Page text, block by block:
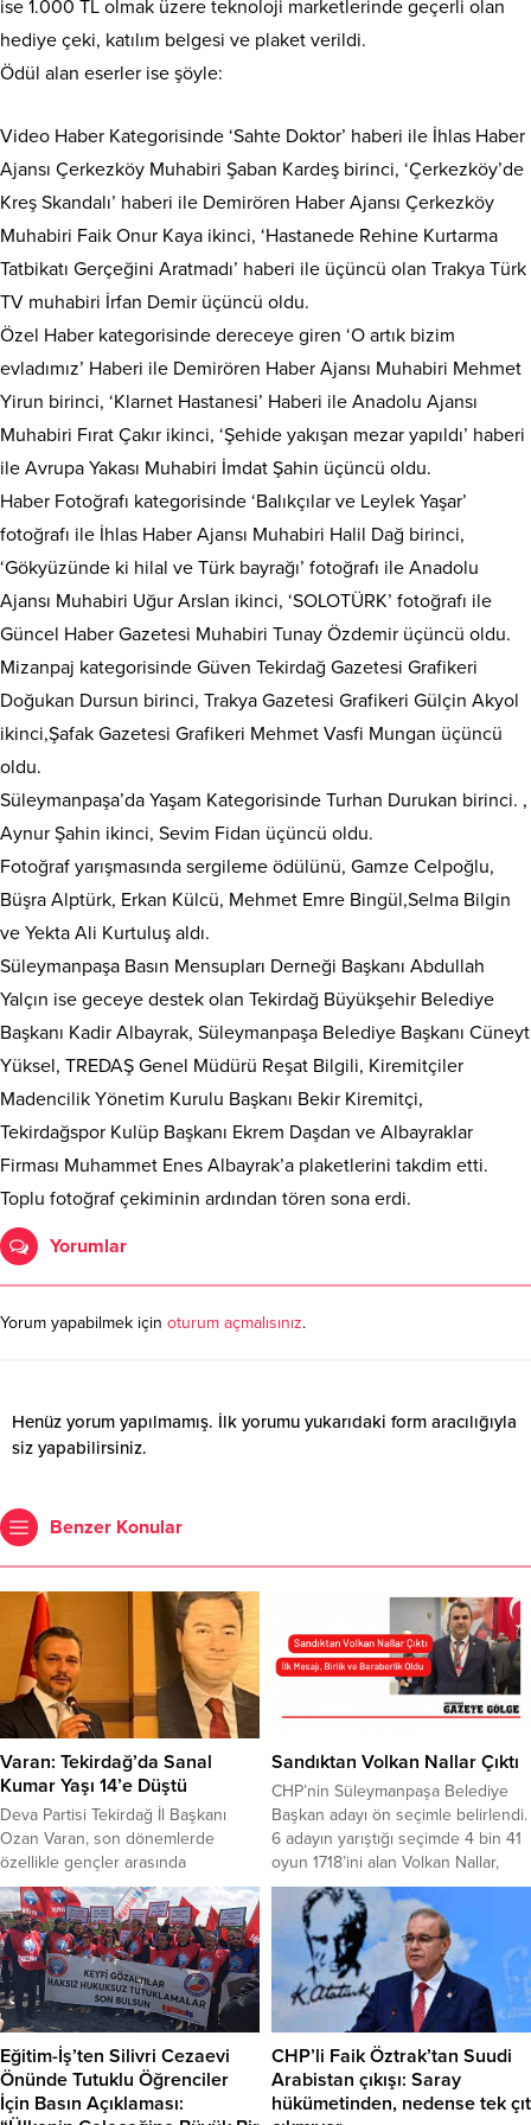
ise 1.000 TL olmak üzere teknoloji marketlerinde geçerli olan
hediye çeki, katılım belgesi ve plaket verildi.
Ödül alan eserler ise şöyle:
Video Haber Kategorisinde ‘Sahte Doktor’ haberi ile İhlas Haber
Ajansı Çerkezköy Muhabiri Şaban Kardeş birinci, ‘Çerkezköy’de
Kreş Skandalı’ haberi ile Demirören Haber Ajansı Çerkezköy
Muhabiri Faik Onur Kaya ikinci, ‘Hastanede Rehine Kurtarma
Tatbikatı Gerçeğini Aratmadı’ haberi ile üçüncü olan Trakya Türk
TV muhabiri İrfan Demir üçüncü oldu.
Özel Haber kategorisinde dereceye giren ‘O artık bizim
evladımız’ Haberi ile Demirören Haber Ajansı Muhabiri Mehmet
Yirun birinci, ‘Klarnet Hastanesi’ Haberi ile Anadolu Ajansı
Muhabiri Fırat Çakır ikinci, ‘Şehide yakışan mezar yapıldı’ haberi
ile Avrupa Yakası Muhabiri İmdat Şahin üçüncü oldu.
Haber Fotoğrafı kategorisinde ‘Balıkçılar ve Leylek Yaşar’
fotoğrafı ile İhlas Haber Ajansı Muhabiri Halil Dağ birinci,
‘Gökyüzünde ki hilal ve Türk bayrağı’ fotoğrafı ile Anadolu
Ajansı Muhabiri Uğur Arslan ikinci, ‘SOLOTÜRK’ fotoğrafı ile
Güncel Haber Gazetesi Muhabiri Tunay Özdemir üçüncü oldu.
Mizanpaj kategorisinde Güven Tekirdağ Gazetesi Grafikeri
Doğukan Dursun birinci, Trakya Gazetesi Grafikeri Gülçin Akyol
ikinci,Şafak Gazetesi Grafikeri Mehmet Vasfi Mungan üçüncü
oldu.
Süleymanpaşa’da Yaşam Kategorisinde Turhan Durukan birinci. ,
Aynur Şahin ikinci, Sevim Fidan üçüncü oldu.
Fotoğraf yarışmasında sergileme ödülünü, Gamze Celpoğlu,
Büşra Alptürk, Erkan Külcü, Mehmet Emre Bingül,Selma Bilgin
ve Yekta Ali Kurtuluş aldı.
Süleymanpaşa Basın Mensupları Derneği Başkanı Abdullah
Yalçın ise geceye destek olan Tekirdağ Büyükşehir Belediye
Başkanı Kadir Albayrak, Süleymanpaşa Belediye Başkanı Cüneyt
Yüksel, TREDAŞ Genel Müdürü Reşat Bilgili, Kiremitçiler
Madencilik Yönetim Kurulu Başkanı Bekir Kiremitçi,
Tekirdağspor Kulüp Başkanı Ekrem Daşdan ve Albayraklar
Firması Muhammet Enes Albayrak’a plaketlerini takdim etti.
Toplu fotoğraf çekiminin ardından tören sona erdi.
Yorumlar
Yorum yapabilmek için oturum açmalısınız.
Henüz yorum yapılmamış. İlk yorumu yukarıdaki form aracılığıyla
siz yapabilirsiniz.
Benzer Konular
Varan: Tekirdağ’da Sanal
Kumar Yaşı 14’e Düştü
Deva Partisi Tekirdağ İl Başkanı
Ozan Varan, son dönemlerde
özellikle gençler arasında
yaygınlaşan sanal kumar
bağımlılığına dikkat çekti.
Tekirdağ’da sanal kumar yaşının
14’e düştüğünü kaydeden
Varan,kredi alıp kredi kartı sahibi
olabilen gençlerin, kumar sitelerinin
tuzağına düştüğünü belirtti Konuyla
ilgili yaptığı basın açıklamasında,
kumarın 1996 yılında yasaklandığını
ancak gelişen teknolojiyle birlikte...
Sandıktan Volkan Nallar Çıktı
CHP’nin Süleymanpaşa Belediye
Başkan adayı ön seçimle belirlendi.
6 adayın yarıştığı seçimde 4 bin 41
oyun 1718’ini alan Volkan Nallar,
Süleymanpaşa Belediye Başkan
adaylığına seçildi. Kişiye özel
tezahürat istemeyen Nallar, 2019
seçimlerinde nasıl kaybedildiğinin
farkında olduğunu vurgulayarak,
birlik, beraberlik mesajı verdi.
Cumhuriyet Halk Partisi
Süleymanpaşa İlçe Başkanlığı
tarafından Yeni Sanayi...
Eğitim-İş’ten Silivri Cezaevi
Önünde Tutuklu Öğrenciler
İçin Basın Açıklaması:
CHP’li Faik Öztrak’tan Suudi
Arabistan çıkışı: Saray
hükümetinden, nedense tek çıt